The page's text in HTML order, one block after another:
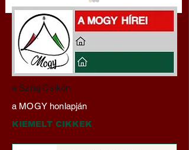
Darai Lajos:
Naplóbölcsességeim
(2024)
a Szilaj Csikón
a MOGY honlapján
KIEMELT CIKKEK